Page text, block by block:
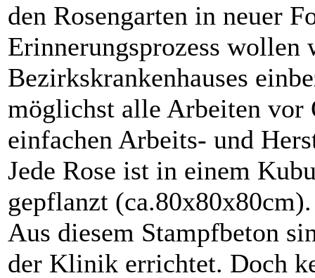
den Rosengarten in neuer
Erinnerungsprozess
Bezirkskrankenhauses
möglichst alle Arbeiten
einfachen Arbeits- und
Jede Rose ist in einem
gepflanzt (ca.80x80x80cm).
Aus diesem Stampfbeton
der Klinik errichtet. Doch